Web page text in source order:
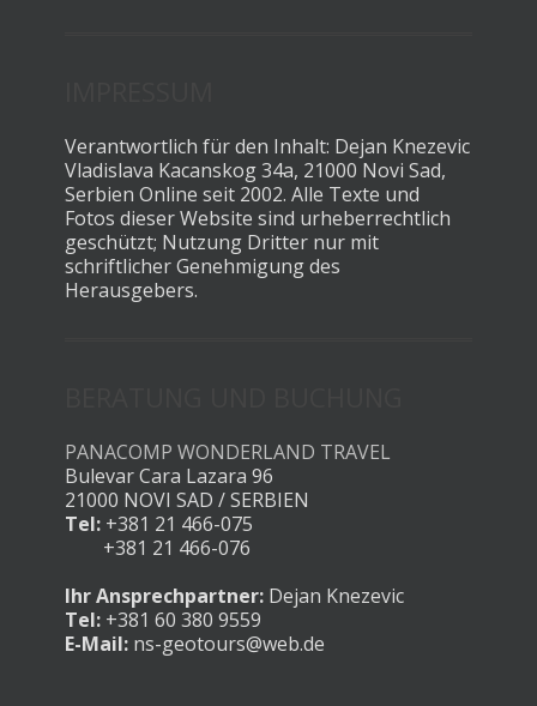
Verantwortlich für den Inhalt: Dejan Knezevic
Vladislava Kacanskog 34a, 21000 Novi Sad,
Serbien Online seit 2002. Alle Texte und
Fotos dieser Website sind urheberrechtlich
geschützt; Nutzung Dritter nur mit
schriftlicher Genehmigung des
Herausgebers.
PANACOMP WONDERLAND TRAVEL
Bulevar Cara Lazara 96
21000 NOVI SAD / SERBIEN
Tel: +381 21 466-075
+381 21 466-076
Ihr Ansprechpartner: Dejan Knezevic
Tel: +381 60 380 9559
E-Mail: ns-geotours@web.de